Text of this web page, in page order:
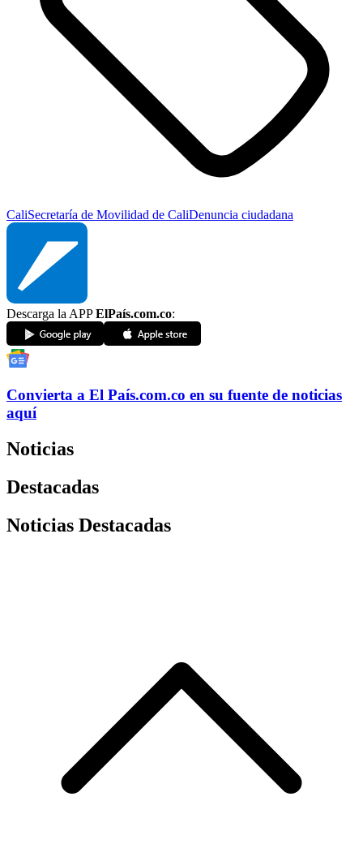
CaliSecretaría de Movilidad de CaliDenuncia ciudadana
Descarga la APPElPaís.com.co:
Convierta a El País.com.co en su fuente de noticias
aquí
Noticias
Destacadas
Noticias Destacadas